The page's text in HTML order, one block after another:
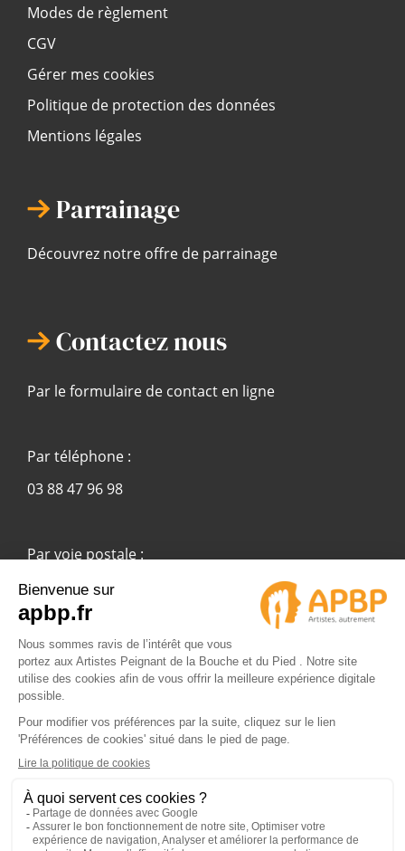
Modes de règlement
CGV
Gérer mes cookies
Politique de protection des données
Mentions légales
Parrainage
Découvrez notre offre de parrainage
Contactez nous
Par le formulaire de contact en ligne
Par téléphone :
03 88 47 96 98
Par voie postale :
APBP
37 route Ecospace - Molsheim
67955 Strasbourg Cedex 9